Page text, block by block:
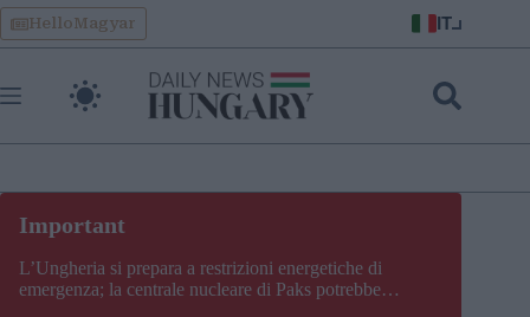
Skip
to
content
HelloMagyar IT
L’Ungheria si prepara a restrizioni energetiche di
emergenza; la centrale nucleare di Paks potrebbe